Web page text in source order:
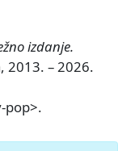
izdanje.
2013. – 2026.
pop>.